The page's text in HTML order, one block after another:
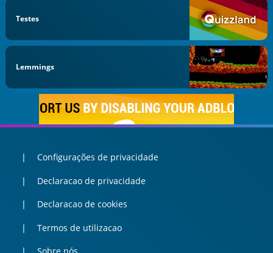
Testes
Lemmings
Configurações de privacidade
Declaracao de privacidade
Declaracao de cookies
Termos de utilizacao